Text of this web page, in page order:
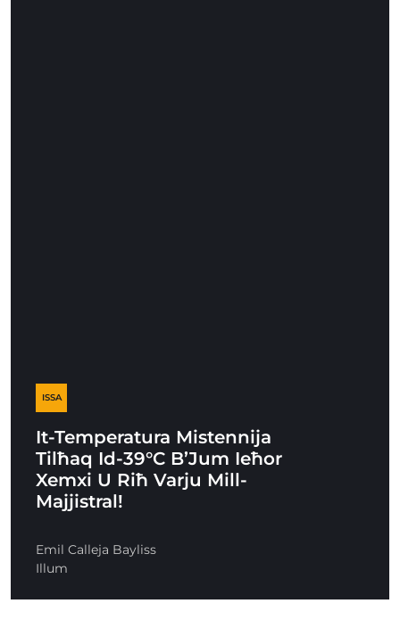
ISSA
It-Temperatura Mistennija
Tilħaq Id-39°C B’Jum Ieħor
Xemxi U Riħ Varju Mill-
Majjistral!
Emil Calleja Bayliss
Illum